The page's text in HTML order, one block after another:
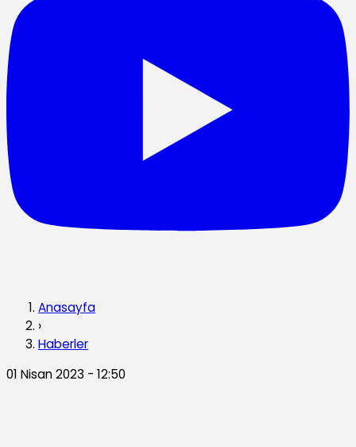
Anasayfa
›
Haberler
01 Nisan 2023 - 12:50